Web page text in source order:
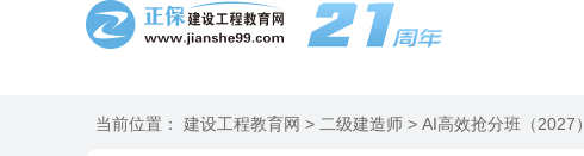
当前位置： 建设工程教育网 > 二级建造师 > AI高效抢分班（2027）